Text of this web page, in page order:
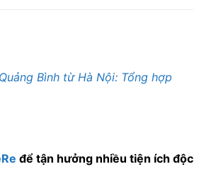
Bình từ Hà Nội: Tổng hợp
để tận hưởng nhiều tiện ích độc